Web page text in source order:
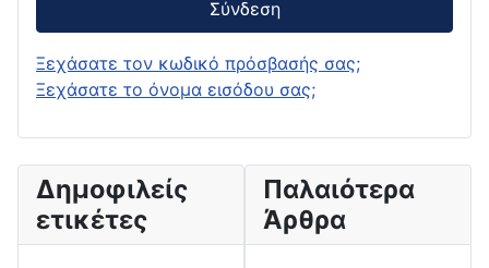
Σύνδεση
Ξεχάσατε τον κωδικό πρόσβασής σας;
Ξεχάσατε το όνομα εισόδου σας;
Δημοφιλείς
ετικέτες
Παλαιότερα
Άρθρα